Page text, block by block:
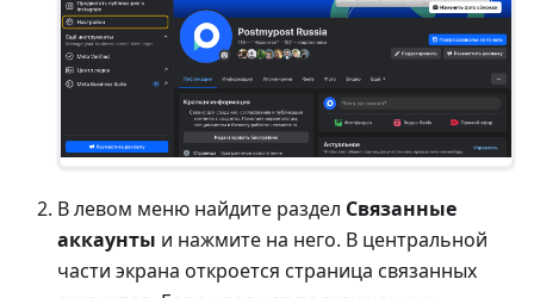
В левом меню найдите раздел Связанные
аккаунты и нажмите на него. В центральной
части экрана откроется страница связанных